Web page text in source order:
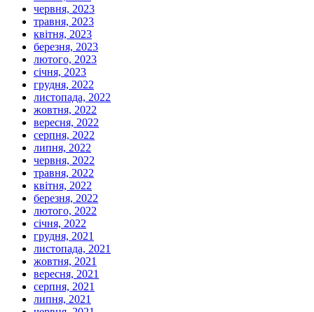
червня, 2023
травня, 2023
квітня, 2023
березня, 2023
лютого, 2023
січня, 2023
грудня, 2022
листопада, 2022
жовтня, 2022
вересня, 2022
серпня, 2022
липня, 2022
червня, 2022
травня, 2022
квітня, 2022
березня, 2022
лютого, 2022
січня, 2022
грудня, 2021
листопада, 2021
жовтня, 2021
вересня, 2021
серпня, 2021
липня, 2021